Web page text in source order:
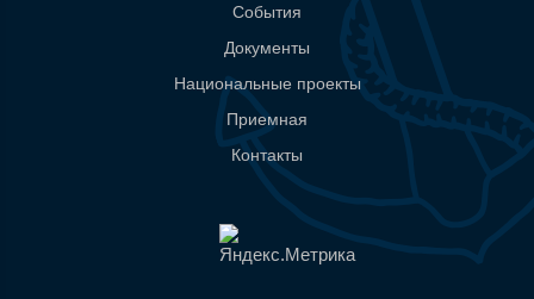
События
Документы
Национальные проекты
Приемная
Контакты